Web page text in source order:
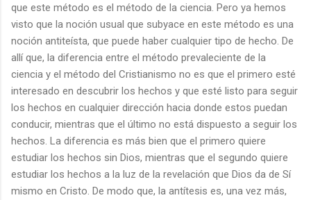
que este método es el método de la ciencia. Pero ya hemos
visto que la noción usual que subyace en este método es una
noción antiteísta, que puede haber cualquier tipo de hecho. De
allí que, la diferencia entre el método prevaleciente de la
ciencia y el método del Cristianismo no es que el primero esté
interesado en descubrir los hechos y que esté listo para seguir
los hechos en cualquier dirección hacia donde estos puedan
conducir, mientras que el último no está dispuesto a seguir los
hechos. La diferencia es más bien que el primero quiere
estudiar los hechos sin Dios, mientras que el segundo quiere
estudiar los hechos a la luz de la revelación que Dios da de Sí
mismo en Cristo. De modo que, la antítesis es, una vez más,